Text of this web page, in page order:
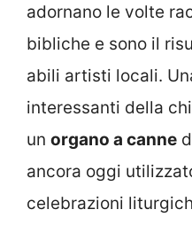
adornano le volte
bibliche e sono il
abili artisti locali.
interessanti della
un organo a canne
ancora oggi
celebrazioni